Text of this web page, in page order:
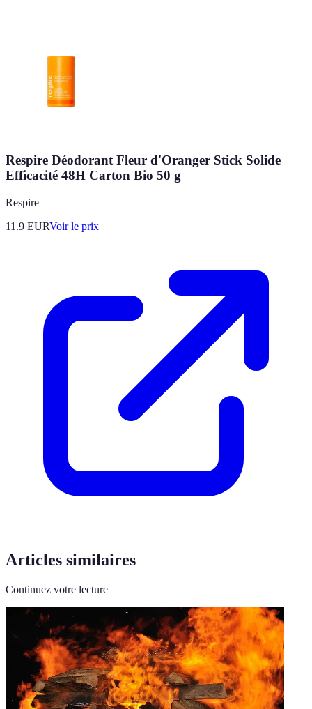
Respire Déodorant Fleur d'Oranger Stick Solide
Efficacité 48H Carton Bio 50 g
Respire
11.9 EURVoir le prix
Articles similaires
Continuez votre lecture